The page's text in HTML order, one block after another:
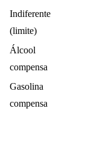
Indiferente
(limite)
Álcool
compensa
Gasolina
compensa